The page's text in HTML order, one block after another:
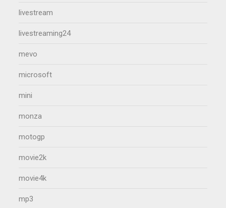
livestream
livestreaming24
mevo
microsoft
mini
monza
motogp
movie2k
movie4k
mp3